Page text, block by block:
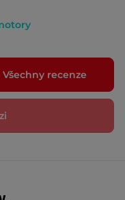
Všechny recenze